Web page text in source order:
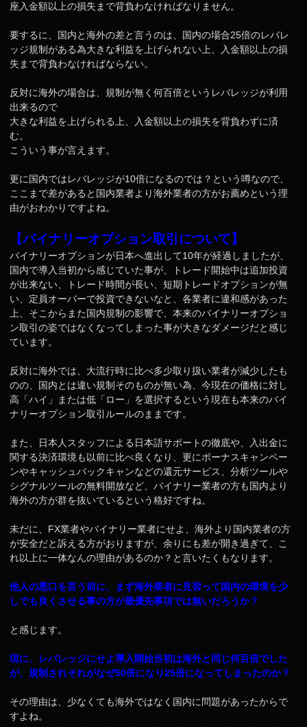
座入金額以上の損失まで背負わなければなりません。
要するに、国内と海外の差と言うのは、国内の場合25倍のレバレ
ッジ規制がある為大きな利益を上げられない上、入金額以上の損
失まで背負わなければならない。
反対に海外の場合は、規制が無く何百倍というレバレッジが利用
出来るので
大きな利益を上げられる上、入金額以上の損失を背負わずに済
む。
こういう事が言えます。
更に国内ではレバレッジが10倍になるのでは？という噂なので、
ここまで差があると国内業者より海外業者の方がお薦めという理
由がおわかりですよね。
【バイナリーオプション取引について】
バイナリーオプションが日本へ進出して10年が経過しましたが、
国内で導入当初から感じていた事が、トレード開始中は追加投資
が出来ない、トレード時間が長い、短期トレードオプションが無
い、定員オーバーで投資できないなと、各業者に違和感があった
上、そこからまた国内規制の影響で、本来のバイナリーオプショ
ン取引の姿ではなくなってしまった事が大きなダメージだと感じ
ています。
反対に海外では、大流行時に比べ多少取り扱い業者が減少したも
のの、国内とは違い規制そのものが無い為、今現在の価格に対し
高「ハイ」または低「ロー」を選択するという現在も本来のバイ
ナリーオプション取引ルールのままです。
また、日本人スタッフによる日本語サポートの徹底や、入出金に
関する決済環境も以前に比べ良くなり、更にボーナスキャンペー
ンやキャッシュバックキャンなどの還元サービス、分析ツールや
シグナルツールの無料開放など、バイナリー業者の方も国内より
海外の方が群を抜いているという格好ですね。
未だに、FX業者やバイナリー業者にせよ、海外より国内業者の方
が安全だと訴える方がおりますが、余りにも差が開き過ぎて、こ
れ以上に一体なんの理由があるのか？と言いたくもなります。
他人の悪口を言う前に、まず海外業者に見習って国内の環境を少
しでも良くさせる事の方が最優先事項では無いだろうか？
と感じます。
現に、レバレッジにせよ導入開始当初は海外と同じ何百倍でした
が、規制されそれがなぜ50倍になり25倍になってしまったのか？
その理由は、少なくても海外ではなく国内に問題があったからで
すよね。